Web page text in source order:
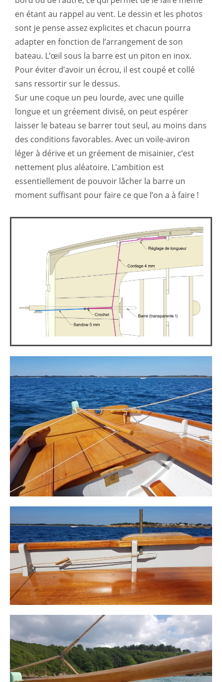
en étant au rappel au vent. Le dessin et les photos
sont je pense assez explicites et chacun pourra
adapter en fonction de l’arrangement de son
bateau. L’œil sous la barre est un piton en inox.
Pour éviter d’avoir un écrou, il est coupé et collé
sans ressortir sur le dessus.
Sur une coque un peu lourde, avec une quille
longue et un gréement divisé, on peut espérer
laisser le bateau se barrer tout seul, au moins dans
des conditions favorables. Avec un voile-aviron
léger à dérive et un gréement de misainier, c’est
nettement plus aléatoire. L’ambition est
essentiellement de pouvoir lâcher la barre un
moment suffisant pour faire ce que l’on a à faire !